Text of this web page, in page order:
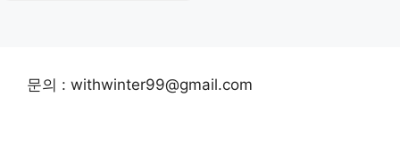
문의 : withwinter99@gmail.com